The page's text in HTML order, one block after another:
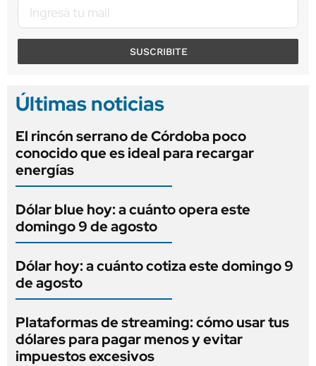
SUSCRIBITE
Últimas noticias
El rincón serrano de Córdoba poco
conocido que es ideal para recargar
energías
Dólar blue hoy: a cuánto opera este
domingo 9 de agosto
Dólar hoy: a cuánto cotiza este domingo 9
de agosto
Plataformas de streaming: cómo usar tus
dólares para pagar menos y evitar
impuestos excesivos